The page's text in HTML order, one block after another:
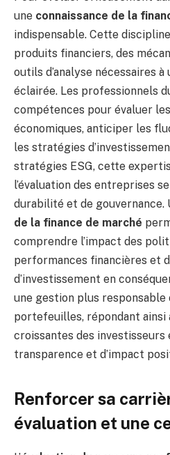
une connaissance de la
indispensable. Cette
produits financiers, des
outils d’analyse nécessaires
éclairée. Les professionnels
compétences pour évaluer
économiques, anticiper les
les stratégies
stratégies ESG, cette
l’évaluation des entreprises
durabilité et de gouvernance.
de la finance de marché
comprendre l’impact des
performances financières et
d’investissement en
une gestion plus responsable
portefeuilles, répondant ainsi
croissantes des investisseurs
transparence et d’impact
Renforcer sa
évaluation et une